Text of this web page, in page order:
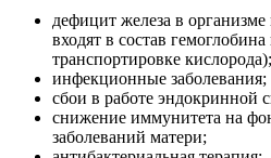
дефицит железа в
входят в состав
транспортировке кислорода);
инфекционные заболевания;
сбои в работе эндокринной
снижение иммунитета на
заболеваний матери;